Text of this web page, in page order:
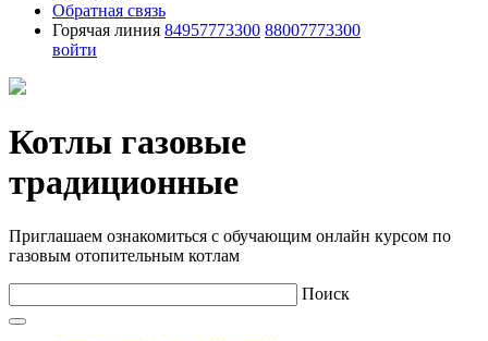
Обратная связь
Горячая линия 84957773300 88007773300
войти
Котлы газовые
традиционные
Приглашаем ознакомиться с обучающим онлайн курсом по
газовым отопительным котлам
Поиск